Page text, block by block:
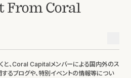
From Coral
と、Coral Capitalメンバーによる国内外のス
るブログや、特別イベントの情報等につい